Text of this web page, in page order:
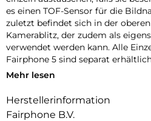
es einen TOF-Sensor für die
zuletzt befindet sich in der
Kamerablitz, der zudem als
verwendet werden kann. Alle
Fairphone 5 sind separat
Hinweis: Nur für das Fairphone 5.
Mehr lesen
Herstellerinformation
Fairphone B.V.